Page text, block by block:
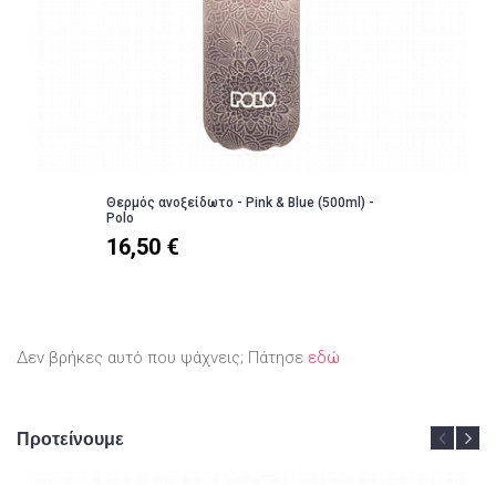
Θερμός ανοξείδωτο - Pink & Blue (500ml) -
Polo
16,50 €
Δεν βρήκες αυτό που ψάχνεις; Πάτησε εδώ
Προτείνουμε